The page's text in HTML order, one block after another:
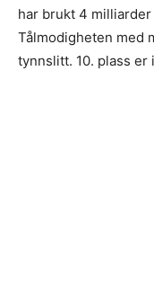
har brukt 4
Tålmodigheten med
tynnslitt. 10. plass er